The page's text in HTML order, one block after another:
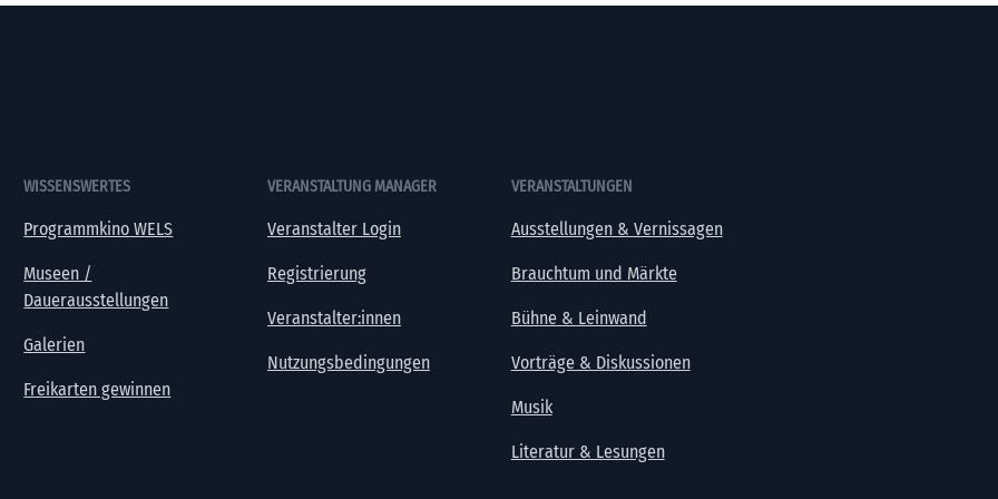
WISSENSWERTES
Programmkino WELS
Museen /
Dauerausstellungen
Galerien
Freikarten gewinnen
VERANSTALTUNG MANAGER
Veranstalter Login
Registrierung
Veranstalter:innen
Nutzungsbedingungen
VERANSTALTUNGEN
Ausstellungen & Vernissagen
Brauchtum und Märkte
Bühne & Leinwand
Vorträge & Diskussionen
Musik
Literatur & Lesungen